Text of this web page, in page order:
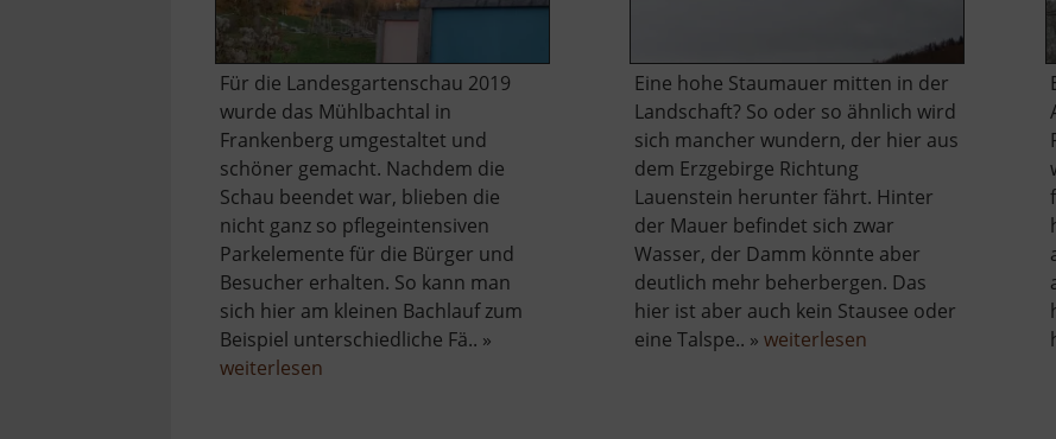
Für die Landesgartenschau 2019
wurde das Mühlbachtal in
Frankenberg umgestaltet und
schöner gemacht. Nachdem die
Schau beendet war, blieben die
nicht ganz so pflegeintensiven
Parkelemente für die Bürger und
Besucher erhalten. So kann man
sich hier am kleinen Bachlauf zum
Beispiel unterschiedliche Fä.. »
weiterlesen
Eine hohe Staumauer mitten in der
Landschaft? So oder so ähnlich wird
sich mancher wundern, der hier aus
dem Erzgebirge Richtung
Lauenstein herunter fährt. Hinter
der Mauer befindet sich zwar
Wasser, der Damm könnte aber
deutlich mehr beherbergen. Das
hier ist aber auch kein Stausee oder
eine Talspe.. »weiterlesen